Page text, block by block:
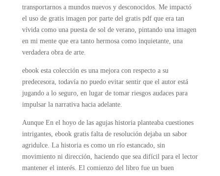
transportarnos a mundos nuevos y desconocidos. Me impactó
el uso de gratis imagen por parte del gratis pdf que era tan
vívida como una puesta de sol de verano, pintando una imagen
en mi mente que era tanto hermosa como inquietante, una
verdadera obra de arte.
ebook esta colección es una mejora con respecto a su
predecesora, todavía no puedo evitar sentir que el autor está
jugando a lo seguro, en lugar de tomar riesgos audaces para
impulsar la narrativa hacia adelante.
Aunque En el hoyo de las agujas historia planteaba cuestiones
intrigantes, ebook gratis falta de resolución dejaba un sabor
agridulce. La historia es como un río estancado, sin
movimiento ni dirección, haciendo que sea difícil para el lector
mantener el interés. El comienzo del libro fue un buen